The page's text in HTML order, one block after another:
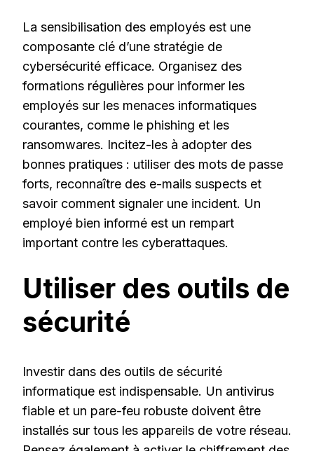
La sensibilisation des employés est une
composante clé d’une stratégie de
cybersécurité efficace. Organisez des
formations régulières pour informer les
employés sur les menaces informatiques
courantes, comme le phishing et les
ransomwares. Incitez-les à adopter des
bonnes pratiques : utiliser des mots de passe
forts, reconnaître des e-mails suspects et
savoir comment signaler une incident. Un
employé bien informé est un rempart
important contre les cyberattaques.
Utiliser des outils de
sécurité
Investir dans des outils de sécurité
informatique est indispensable. Un antivirus
fiable et un pare-feu robuste doivent être
installés sur tous les appareils de votre réseau.